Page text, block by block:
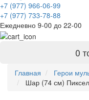
+7 (977) 966-06-99
+7 (977) 733-78-88
Ежедневно 9-00 до 22-00
0
Главная Герои
Шар (74 см)